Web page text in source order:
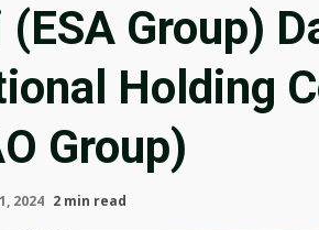
Group)
Holding
Group)
2024 2 min read